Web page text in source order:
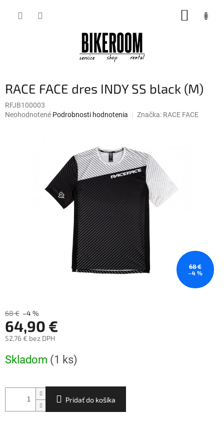
RACE FACE dres INDY SS black (M)
RFJB100003
Priemerné
Neohodnotené Podrobnosti hodnotenia Značka: RACE FACE
68 €
–4 %
68 € –4 %
64,90 €
52,76 € bez DPH
cena:
Skladom (1 ks)
Pridať do košíka